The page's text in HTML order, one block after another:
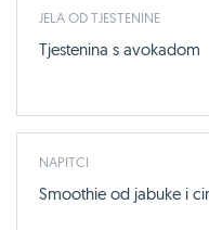
JELA OD TJESTENINE
Tjestenina s avokadom
NAPITCI
Smoothie od jabuke i